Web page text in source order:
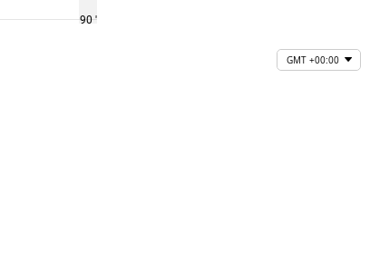
90 '
GMT +00:00